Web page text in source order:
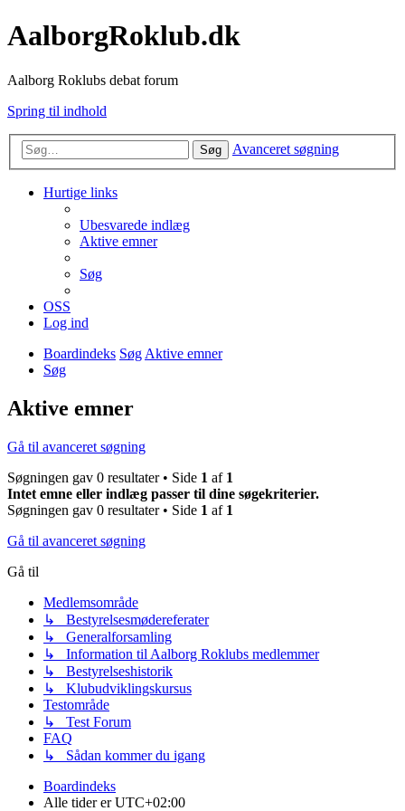
AalborgRoklub.dk
Aalborg Roklubs debat forum
Spring til indhold
Søg Avanceret søgning
Hurtige links
Ubesvarede indlæg
Aktive emner
Søg
OSS
Log ind
Boardindeks SøgAktive emner
Søg
Aktive emner
Gå til avanceret søgning
Søgningen gav 0 resultater • Side 1 af 1
Intet emne eller indlæg passer til dine søgekriterier.
Søgningen gav 0 resultater • Side 1 af 1
Gå til avanceret søgning
Gå til
Medlemsområde
↳ Bestyrelsesmødereferater
↳ Generalforsamling
↳ Information til Aalborg Roklubs medlemmer
↳ Bestyrelseshistorik
↳ Klubudviklingskursus
Testområde
↳ Test Forum
FAQ
↳ Sådan kommer du igang
Boardindeks
Alle tider erUTC+02:00